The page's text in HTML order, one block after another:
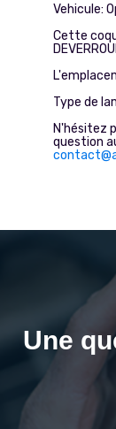
Vehicule:
Cette
Type de
N'hésitez
question
Une